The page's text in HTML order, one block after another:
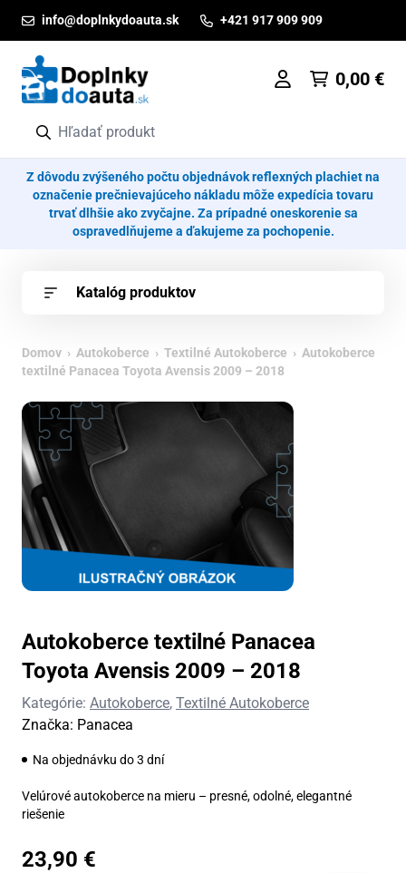
info@doplnkydoauta.sk +421 917 909 909
0,00 €
Z dôvodu zvýšeného počtu objednávok reflexných plachiet na
označenie prečnievajúceho nákladu môže expedícia tovaru
trvať dlhšie ako zvyčajne. Za prípadné oneskorenie sa
ospravedlňujeme a ďakujeme za pochopenie.
Katalóg produktov
Domov › Autokoberce › Textilné Autokoberce › Autokoberce
textilné Panacea Toyota Avensis 2009 – 2018
Autokoberce textilné Panacea
Toyota Avensis 2009 – 2018
Kategórie: Autokoberce, Textilné Autokoberce
Značka: Panacea
Na objednávku do 3 dní
Velúrové autokoberce na mieru – presné, odolné, elegantné
riešenie
23,90 €